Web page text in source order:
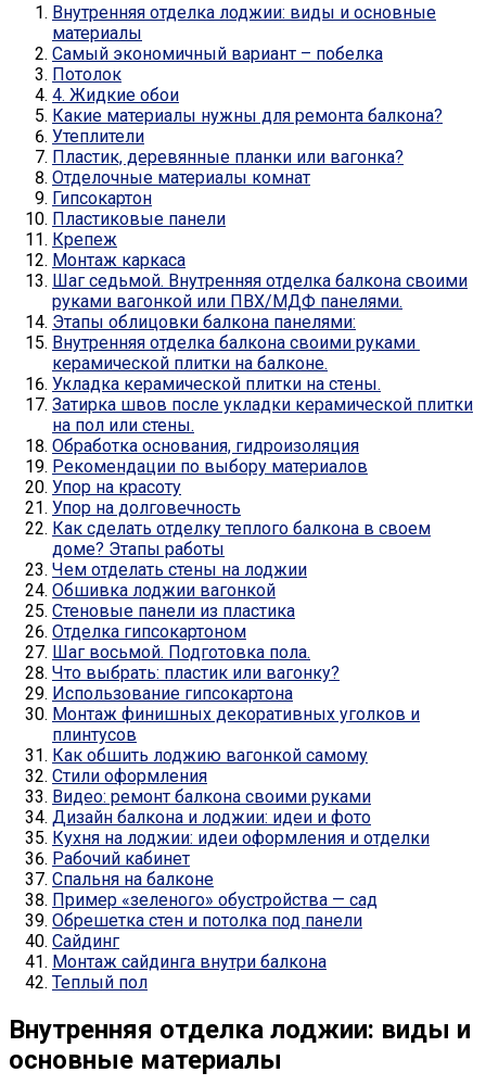
Внутренняя отделка лоджии: виды и основные
материалы
Самый экономичный вариант – побелка
Потолок
4. Жидкие обои
Какие материалы нужны для ремонта балкона?
Утеплители
Пластик, деревянные планки или вагонка?
Отделочные материалы комнат
Гипсокартон
Пластиковые панели
Крепеж
Монтаж каркаса
Шаг седьмой. Внутренняя отделка балкона своими
руками вагонкой или ПВХ/МДФ панелями.
Этапы облицовки балкона панелями:
Внутренняя отделка балкона своими руками
керамической плитки на балконе.
Укладка керамической плитки на стены.
Затирка швов после укладки керамической плитки
на пол или стены.
Обработка основания, гидроизоляция
Рекомендации по выбору материалов
Упор на красоту
Упор на долговечность
Как сделать отделку теплого балкона в своем
доме? Этапы работы
Чем отделать стены на лоджии
Обшивка лоджии вагонкой
Стеновые панели из пластика
Отделка гипсокартоном
Шаг восьмой. Подготовка пола.
Что выбрать: пластик или вагонку?
Использование гипсокартона
Монтаж финишных декоративных уголков и
плинтусов
Как обшить лоджию вагонкой самому
Стили оформления
Видео: ремонт балкона своими руками
Дизайн балкона и лоджии: идеи и фото
Кухня на лоджии: идеи оформления и отделки
Рабочий кабинет
Спальня на балконе
Пример «зеленого» обустройства — сад
Обрешетка стен и потолка под панели
Сайдинг
Монтаж сайдинга внутри балкона
Теплый пол
Внутренняя отделка лоджии: виды и
основные материалы